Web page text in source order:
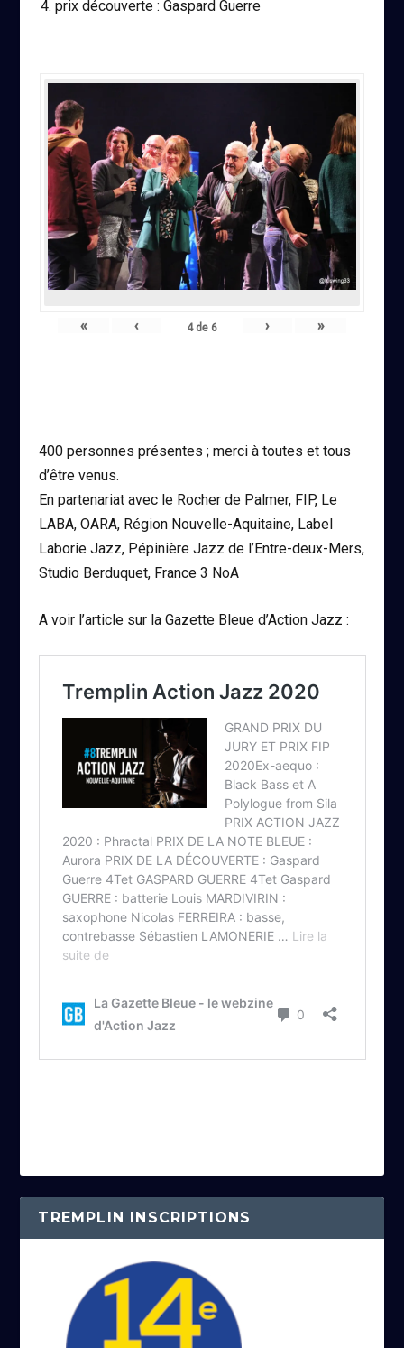
prix découverte : Gaspard Guerre
« ‹ 4de 6 › »
400 personnes présentes ; merci à toutes et tous
d’être venus.
En partenariat avec le Rocher de Palmer, FIP, Le
LABA, OARA, Région Nouvelle-Aquitaine, Label
Laborie Jazz, Pépinière Jazz de l’Entre-deux-Mers,
Studio Berduquet, France 3 NoA
A voir l’article sur la Gazette Bleue d’Action Jazz :
TREMPLIN INSCRIPTIONS